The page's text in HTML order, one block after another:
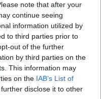
note that after your
continue seeing
information utilized by
to third parties prior to
out of the further
by third parties on the
This information may
on the IAB’s List of
disclose it to other
del Tuttocuoio. Di
di Pontedera, per la
opera del buon
anche nel primo tempo.